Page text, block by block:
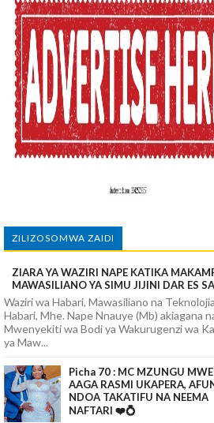
Usomaji Wa Viganja Ulipofichua
Mikosi Na Kushuhudia Tajiriba
Mimba Na Kufuta Machozi
KIKUU CHA NISHATI YA MAFUTA
ZILIZOSOMWA ZAIDI
ZIARA YA WAZIRI NAPE KATIKA
MAWASILIANO YA SIMU JIJINI DAR ES
Waziri wa Habari, Mawasiliano na
Habari, Mhe. Nape Nnauye (Mb) akiagana
Mwenyekiti wa Bodi ya Wakurugenzi wa
ya Maw...
Picha 70 : MC MZUNGU
AAGA RASMI UKAPERA,
NDOA TAKATIFU NA NEEMA
NAFTARI ❤️💍